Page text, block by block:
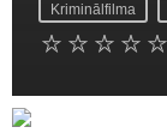
Kriminālfilma